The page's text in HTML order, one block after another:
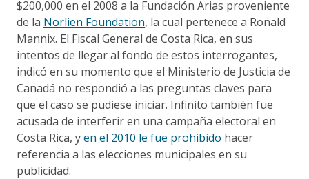
$200,000 en el 2008 a la Fundación Arias proveniente
de la Norlien Foundation, la cual pertenece a Ronald
Mannix. El Fiscal General de Costa Rica, en sus
intentos de llegar al fondo de estos interrogantes,
indicó en su momento que el Ministerio de Justicia de
Canadá no respondió a las preguntas claves para
que el caso se pudiese iniciar. Infinito también fue
acusada de interferir en una campaña electoral en
Costa Rica, yen el 2010 le fue prohibido hacer
referencia a las elecciones municipales en su
publicidad.